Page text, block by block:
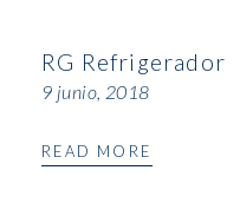
RG Refrigerador
9 junio, 2018
READ MORE